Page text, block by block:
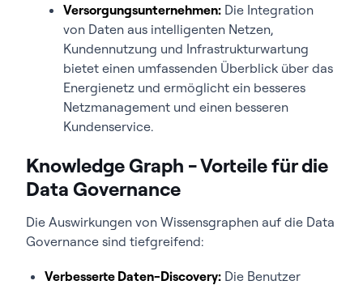
Versorgungsunternehmen: Die Integration
von Daten aus intelligenten Netzen,
Kundennutzung und Infrastrukturwartung
bietet einen umfassenden Überblick über das
Energienetz und ermöglicht ein besseres
Netzmanagement und einen besseren
Kundenservice.
Knowledge Graph - Vorteile für die
Data Governance
Die Auswirkungen von Wissensgraphen auf die Data
Governance sind tiefgreifend:
Verbesserte Daten-Discovery: Die Benutzer